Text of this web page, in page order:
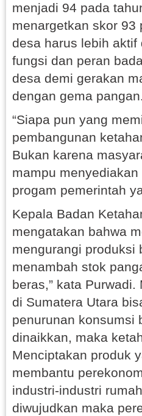
menjadi 94 pada
menargetkan skor 93
desa harus lebih
fungsi dan peran
desa demi gerakan
dengan gema pangan.
“Siapa pun yang
pembangunan
Bukan karena
mampu
progam pemerintah
Kepala Badan
mengatakan bahwa
mengurangi produksi
menambah stok
beras,” kata
di Sumatera Utara
penurunan konsumsi
dinaikkan, maka
Menciptakan produk
membantu
industri-industri
diwujudkan maka